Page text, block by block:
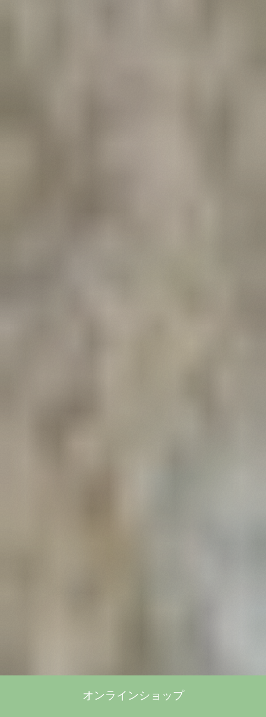
オンラインショップ